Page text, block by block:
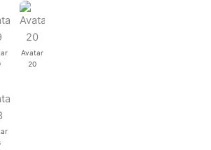
Avatar
20